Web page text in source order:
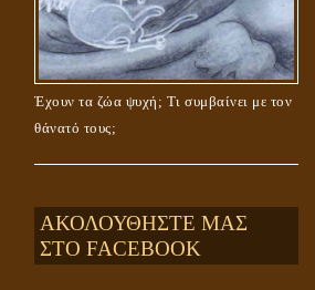
Έχουν τα ζώα ψυχή; Τι συμβαίνει με τον
θάνατό τους;
ΑΚΟΛΟΥΘΗΣΤΕ ΜΑΣ
ΣΤΟ FACEBOOK